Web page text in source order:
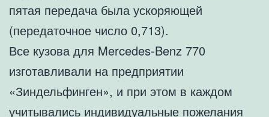
пятая передача была ускоряющей
(передаточное число 0,713).
Все кузова для Mercedes-Benz 770
изготавливали на предприятии
«Зиндельфинген», и при этом в каждом
учитывались индивидуальные пожелания